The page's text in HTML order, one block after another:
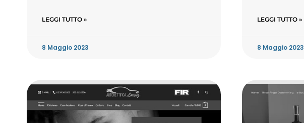
LEGGI TUTTO »
8 Maggio 2023
LEGGI TUTTO »
8 Maggio 2023